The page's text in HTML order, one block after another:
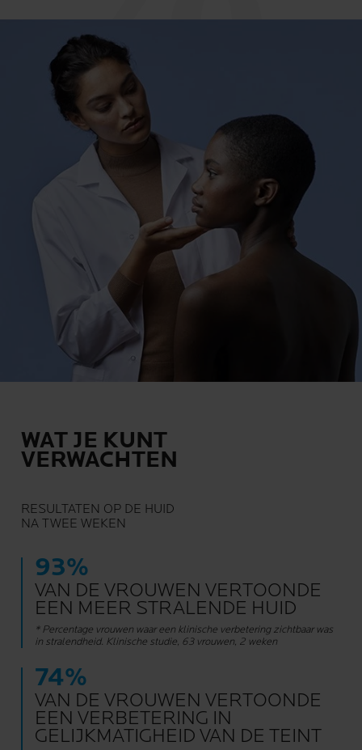
WAT JE KUNT
VERWACHTEN
RESULTATEN OP DE HUID
NA TWEE WEKEN
93%
VAN DE VROUWEN VERTOONDE
EEN MEER STRALENDE HUID
* Percentage vrouwen waar een klinische verbetering zichtbaar was
in stralendheid. Klinische studie, 63 vrouwen, 2 weken
74%
VAN DE VROUWEN VERTOONDE
EEN VERBETERING IN
GELIJKMATIGHEID VAN DE TEINT